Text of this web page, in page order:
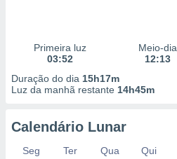
Primeira luz
03:52
Meio-dia
12:13
Duração do dia 15h17m
Luz da manhã restante 14h45m
Calendário Lunar
Seg Ter Qua Qui